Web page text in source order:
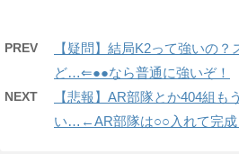
PREV
【疑問】結局K2って強いの
ど…⇐●●なら普通に強いぞ！
NEXT
【悲報】AR部隊とか404組
い…←AR部隊は○○入れて完